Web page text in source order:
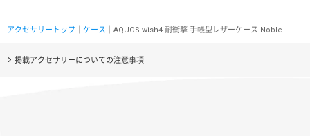
アクセサリートップ ケース ｜AQUOS wish4 耐衝撃 手帳型レザーケース Noble
掲載アクセサリーについての注意事項